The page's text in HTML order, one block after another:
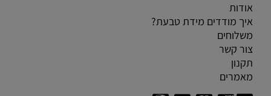
אודות
איך מודדים מידת טבעת?
משלוחים
צור קשר
תקנון
מאמרים